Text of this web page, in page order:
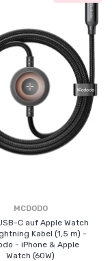
MCDODO
C auf Apple Watch
Kabel (1,5 m) -
- iPhone & Apple
Watch (60W)